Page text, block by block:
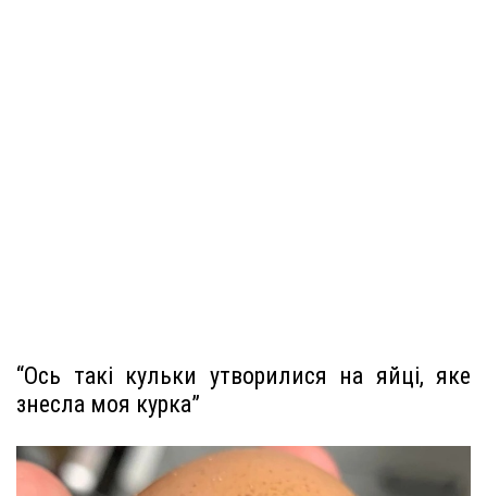
“Ось такі кульки утворилися на яйці, яке
знесла моя курка”